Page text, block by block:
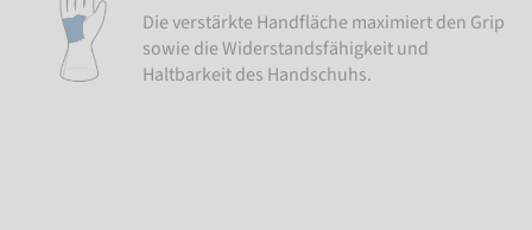
Die verstärkte Handfläche maximiert den Grip
sowie die Widerstandsfähigkeit und
Haltbarkeit des Handschuhs.